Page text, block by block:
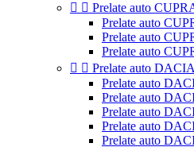
  Prelate auto
Prelate auto
Prelate auto
Prelate auto
  Prelate auto DACIA
Prelate auto
Prelate auto
Prelate auto
Prelate auto
Prelate auto